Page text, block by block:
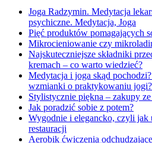
Joga Radzymin. Medytacja
psychiczne. Medytacja, Joga
Pięć produktów pomagających
Mikrocieniowanie czy
Najskuteczniejsze składniki
kremach – co warto wiedzieć?
Medytacja i joga skąd
wzmianki o praktykowaniu
Stylistycznie piękna – zakupy
Jak poradzić sobie z potem?
Wygodnie i elegancko, czyli jak
restauracji
Aerobik ćwiczenia